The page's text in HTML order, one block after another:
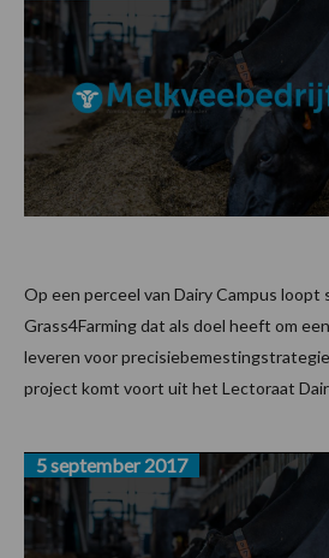
Op een perceel van Dairy Campus
Grass4Farming dat als doel heeft om
leveren voor
project komt voort uit het Lectoraat
5 september 2017